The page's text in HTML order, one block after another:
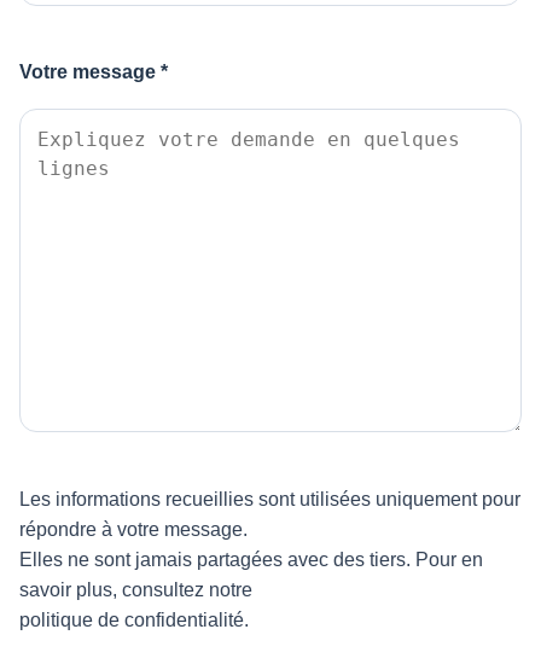
Votre message *
Les informations recueillies sont utilisées uniquement pour
répondre à votre message.
Elles ne sont jamais partagées avec des tiers. Pour en
savoir plus, consultez notre
politique de confidentialité.